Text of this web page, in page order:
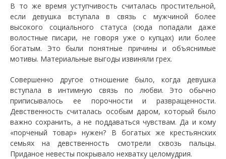
В то же время уступчивость считалась простительной,
если девушка вступала в связь с мужчиной более
высокого социального статуса (сюда попадали даже
волостные писари, не говоря уже о купцах) или более
богатым. Это были понятные причины и объяснимые
мотивы. Материальные выгоды извиняли грех.
Совершенно другое отношение было, когда девушка
вступала в интимную связь по любви. Это обычно
приписывалось ее порочности и развращенности.
Девственность считалась особым даром, который было
важно сохранить, а не поддаваться чувствам. Да и кому
«порченый товар» нужен? В богатых же крестьянских
семьях на девственность смотрели сквозь пальцы.
Приданое невесты покрывало нехватку целомудрия.